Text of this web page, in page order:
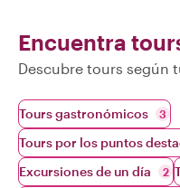
Encuentra
Descubre tours según
Tours gastronómicos 3
Tours por los puntos
Excursiones de un día 2